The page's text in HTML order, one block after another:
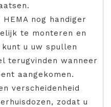
nog handiger
te monteren en
u uw spullen
terugvinden wanneer
aangekomen.
verscheidenheid
zodat u